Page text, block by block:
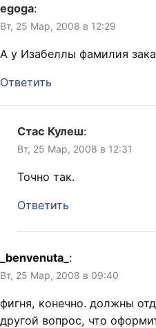
egoga:
Вт, 25 Мар, 2008 в 12:29
А у Изабеллы фамилия
Ответить
Стас Кулеш:
Вт, 25 Мар, 2008 в 12:31
Точно так.
Ответить
_benvenuta_ :
Вт, 25 Мар, 2008 в 09:40
фигня, конечно. должны
другой вопрос, что